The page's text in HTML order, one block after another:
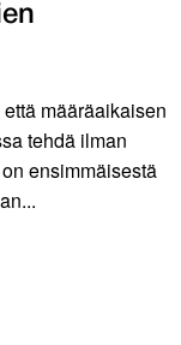
määräaikaisen
tehdä ilman
ensimmäisestä